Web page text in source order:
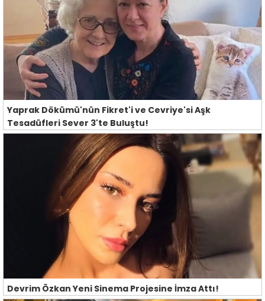
Yaprak Dökümü'nün Fikret'i ve Cevriye'si Aşk
Tesadüfleri Sever 3'te Buluştu!
Devrim Özkan Yeni Sinema Projesine İmza Attı!